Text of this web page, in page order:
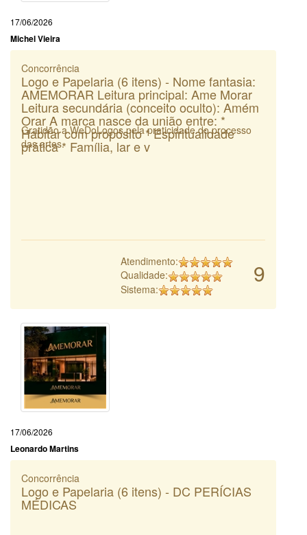
17/06/2026
Michel Vieira
Concorrência
Logo e Papelaria (6 itens) - Nome fantasia:
AMEMORAR Leitura principal: Ame Morar
Leitura secundária (conceito oculto): Amém
Orar A marca nasce da união entre: *
Habitar com propósito * Espiritualidade
prática * Família, lar e v
Gratidão a WeDoLogos pela praticidade do processo
das artes.
9
Atendimento:
Qualidade:
Sistema:
17/06/2026
Leonardo Martins
Concorrência
Logo e Papelaria (6 itens) - DC PERÍCIAS
MÉDICAS